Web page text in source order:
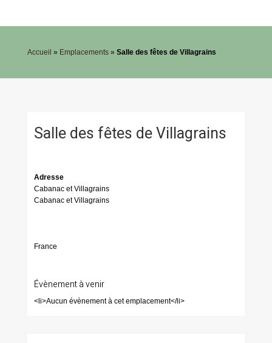
Accueil » Emplacements» Salle des fêtes de Villagrains
Salle des fêtes de Villagrains
Adresse
Cabanac et Villagrains
Cabanac et Villagrains
France
Évènement à venir
<li>Aucun évènement à cet emplacement</li>